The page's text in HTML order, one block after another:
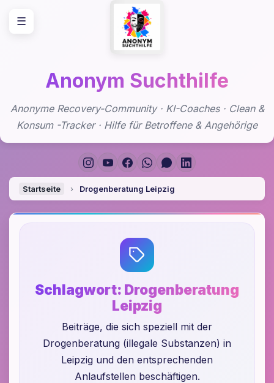
Inhalt
springen
Anonym Suchthilfe
Anonyme Recovery-Community · KI-Coaches · Clean &
Konsum -Tracker · Hilfe für Betroffene & Angehörige
Startseite › Drogenberatung Leipzig
Schlagwort: Drogenberatung
Leipzig
Beiträge, die sich speziell mit der
Drogenberatung (illegale Substanzen) in
Leipzig und den entsprechenden
Anlaufstellen beschäftigen.
☰